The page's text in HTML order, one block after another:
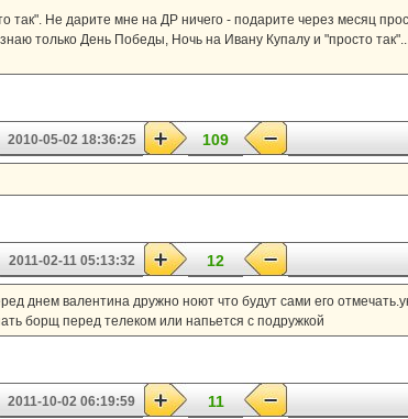
так". Не дарите мне на ДР ничего - подарите через месяц
только День Победы, Ночь на Ивану Купалу и "просто
2010-05-02 18:36:25 109
2011-02-11 05:13:32 12
днем валентина дружно ноют что будут сами его
борщ перед телеком или напьется с подружкой
2011-10-02 06:19:59 11